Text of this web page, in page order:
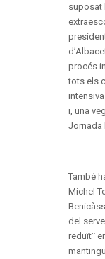
suposat
procés
tots els
i, una
Jornada
També
Michel
del
reduït¨